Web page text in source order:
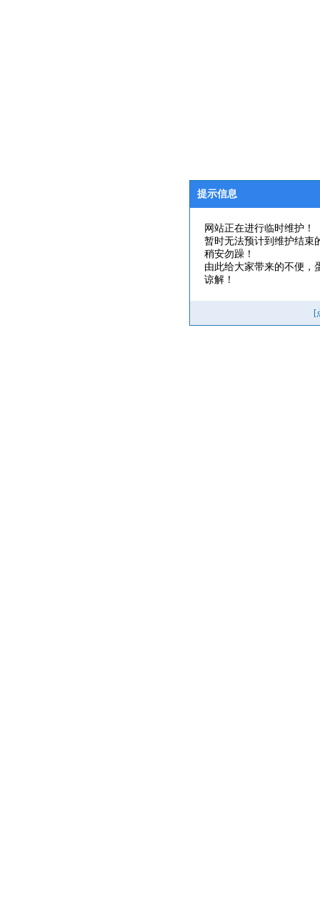
提示信息
网站正在进行临时维护！
暂时无法预计到维护结束
稍安勿躁！
由此给大家带来的不便，
谅解！
[